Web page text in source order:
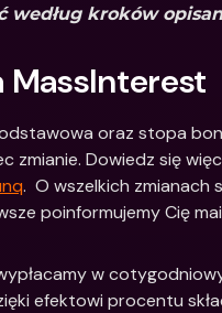
według kroków
MassInterest
oraz stopa
.  O wszelkich zmianach
poinformujemy Cię
w
efektowi procentu